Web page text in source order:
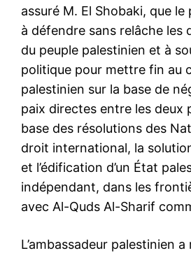
assuré M. El Shobaki, que
à défendre sans relâche les
du peuple palestinien et à
politique pour mettre fin au
palestinien sur la base de
paix directes entre les deux
base des résolutions des
droit international, la
et l’édification d’un État
indépendant, dans les
avec Al-Quds Al-Sharif
L’ambassadeur palestinien